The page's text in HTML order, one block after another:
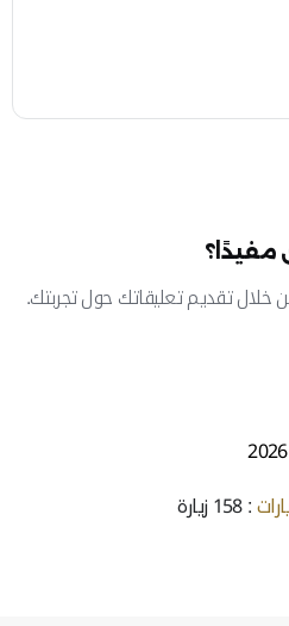
تقديم تعليقاتك حول تجربتك.
: 158 زيارة